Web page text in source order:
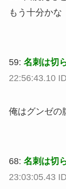
もう十分かな
59: 名刺は切
22:56:43.10
俺はグンゼの
68: 名刺は切
23:03:05.43